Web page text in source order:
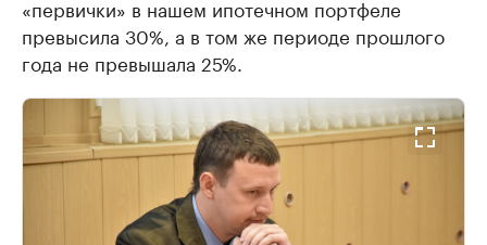
«первички» в нашем ипотечном портфеле
превысила 30%, а в том же периоде прошлого
года не превышала 25%.